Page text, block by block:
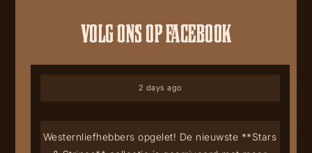
VOLG ONS OP FACEBOOK
2 days ago
Westernliefhebbers opgelet! De nieuwste **Stars